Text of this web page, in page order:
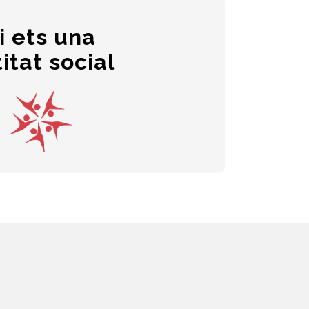
ets una
social
amb diverses entitats del
d’una societat més justa i inclusiva i
associatiu de l’Economia Social i
amb nosaltres a través del correu:
info@feicat.cat